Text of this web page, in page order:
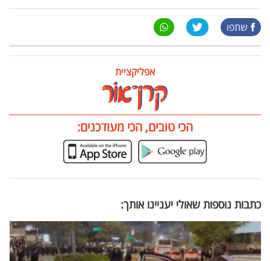
שתפו
אפליקציית
הכי טובים, הכי מעודכנים:
כתבות נוספות שאולי יעניינו אותך: